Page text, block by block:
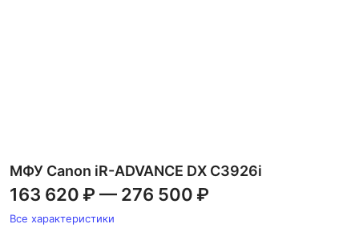
МФУ Canon iR-ADVANCE DX C3926i
163 620 ₽ — 276 500 ₽
Все характеристики